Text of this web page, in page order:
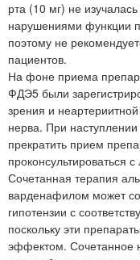
рта (10 мг) не
нарушениями функции
поэтому не
пациентов.
На фоне приема
ФДЭ5 были
зрения и
нерва. При
прекратить прием
проконсультироваться
Сочетанная терапия
варденафилом может
гипотензии с
поскольку эти
эффектом. Сочетанное